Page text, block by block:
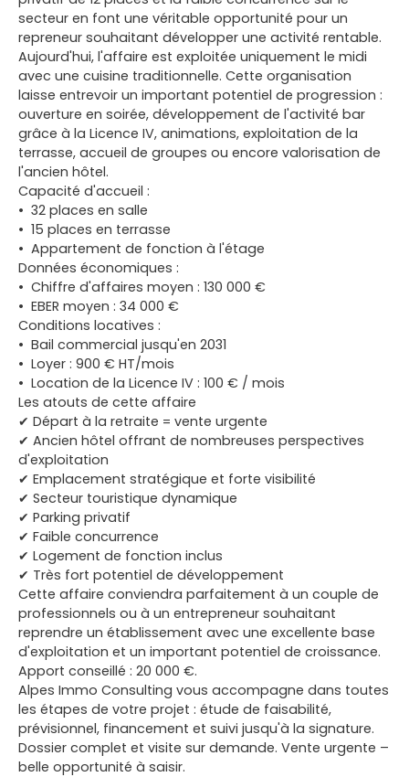
secteur en font une véritable opportunité pour un
repreneur souhaitant développer une activité rentable.
Aujourd'hui, l'affaire est exploitée uniquement le midi
avec une cuisine traditionnelle. Cette organisation
laisse entrevoir un important potentiel de progression :
ouverture en soirée, développement de l'activité bar
grâce à la Licence IV, animations, exploitation de la
terrasse, accueil de groupes ou encore valorisation de
l'ancien hôtel.
Capacité d'accueil :
32 places en salle
15 places en terrasse
Appartement de fonction à l'étage
Données économiques :
Chiffre d'affaires moyen : 130 000 €
EBER moyen : 34 000 €
Conditions locatives :
Bail commercial jusqu'en 2031
Loyer : 900 € HT/mois
Location de la Licence IV : 100 € / mois
Les atouts de cette affaire
✔ Départ à la retraite = vente urgente
✔ Ancien hôtel offrant de nombreuses perspectives
d'exploitation
✔ Emplacement stratégique et forte visibilité
✔ Secteur touristique dynamique
✔ Parking privatif
✔ Faible concurrence
✔ Logement de fonction inclus
✔ Très fort potentiel de développement
Cette affaire conviendra parfaitement à un couple de
professionnels ou à un entrepreneur souhaitant
reprendre un établissement avec une excellente base
d'exploitation et un important potentiel de croissance.
Apport conseillé : 20 000 €.
Alpes Immo Consulting vous accompagne dans toutes
les étapes de votre projet : étude de faisabilité,
prévisionnel, financement et suivi jusqu'à la signature.
Dossier complet et visite sur demande. Vente urgente –
belle opportunité à saisir.